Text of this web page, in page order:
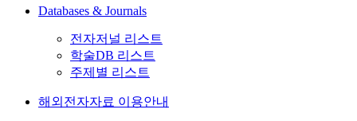
Databases & Journals
전자저널 리스트
학술DB 리스트
주제별 리스트
해외전자자료 이용안내